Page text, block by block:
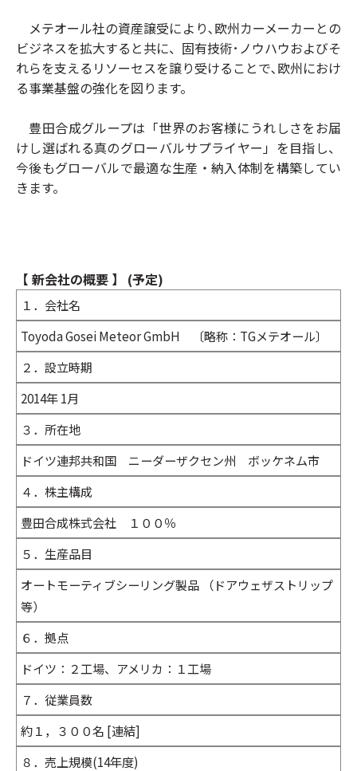
メテオール社の資産譲受により､欧州カーメーカーとの
ビジネスを拡大すると共に、固有技術･ノウハウおよびそ
れらを支えるリソーセスを譲り受けることで､欧州におけ
る事業基盤の強化を図ります。
豊田合成グループは「世界のお客様にうれしさをお届
けし選ばれる真のグローバルサプライヤー」を目指し、
今後もグローバルで最適な生産・納入体制を構築してい
きます。
【 新会社の概要 】 (予定)
１．会社名
Toyoda Gosei Meteor GmbH 〔略称：TGメテオール〕
２．設立時期
2014年 1月
３．所在地
ドイツ連邦共和国 ニーダーザクセン州 ボッケネム市
４．株主構成
豊田合成株式会社 １００％
５．生産品目
オートモーティブシーリング製品 （ドアウェザストリップ
等）
６．拠点
ドイツ：２工場、アメリカ：１工場
７．従業員数
約１，３００名 [連結]
８．売上規模(14年度)